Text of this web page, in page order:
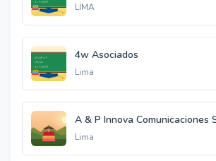
LIMA
4w Asociados
Lima
A & P Innova Comunicaciones
Lima